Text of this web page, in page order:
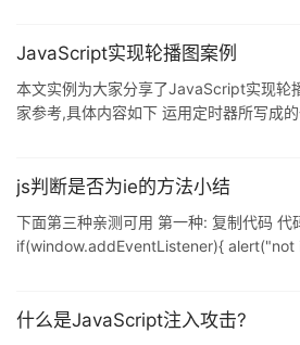
JavaScript实现轮播图案例
本文实例为大家分享了JavaScript实现轮
家参考,具体内容如下 运用定时器所写成
js判断是否为ie的方法小结
下面第三种亲测可用 第一种: 复制代码 代
if(window.addEventListener){
什么是JavaScript注入攻击?